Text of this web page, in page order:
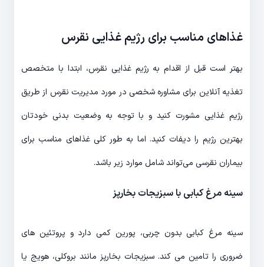
غذاهای مناسب برای رژیم غذایی نقرس
بهتر است قبل از اقدام به رژیم غذایی نقرس، ابتدا با متخصص
تغذیه آنلاین برای مشاوره شخصی در مورد مدیریت نقرس از طریق
رژیم غذایی مشورت کنید و با توجه به وضعیت بدنی خودتان
بهترین رژیم را دیفات کنید. اما به طور کلی غذاهای مناسب برای
بیماران نقرسی می‌تواند شامل موارد زیر باشد.
سینه مرغ کبابی با سبزیجات بخارپز
سینه مرغ کبابی بدون چربی، پورین کمی دارد و پروتئین های
ضروری را تامین می کند. سبزیجات بخارپز مانند بروکلی، هویج یا